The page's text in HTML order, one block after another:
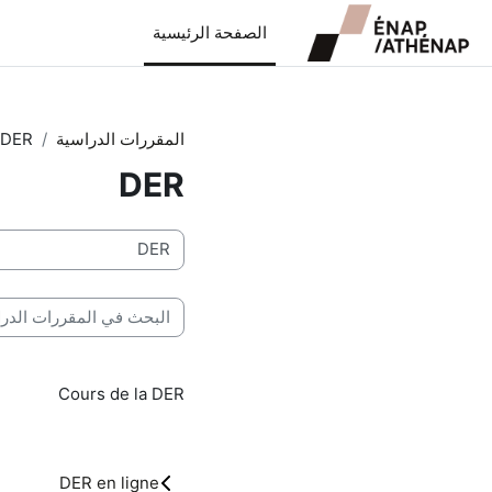
تخطى إلى المحتوى الرئيسي
الصفحة الرئيسية
المقررات الدراسية DER
DER
تصنيفات المقررات
البحث في المقررات
Cours de la DER
DER en ligne